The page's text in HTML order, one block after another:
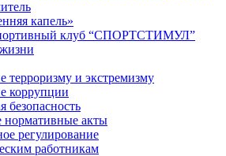
капель»
клуб “СПОРТСТИМУЛ”
терроризму и экстремизму
коррупции
нормативные акты
регулирование
работникам